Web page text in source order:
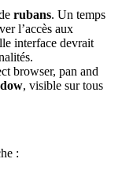
rubans. Un temps
l’accès aux
interface devrait
browser, pan and
, visible sur tous
: